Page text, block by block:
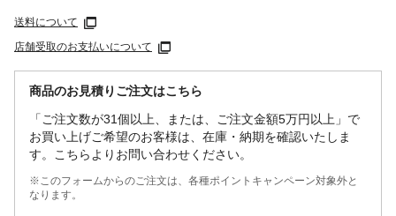
送料について
店舗受取のお支払いについて
商品のお見積りご注文はこちら
「ご注文数が31個以上、または、ご注文金額5万円以上」で
お買い上げご希望のお客様は、在庫・納期を確認いたしま
す。こちらよりお問い合わせください。
※このフォームからのご注文は、各種ポイントキャンペーン対象外と
なります。